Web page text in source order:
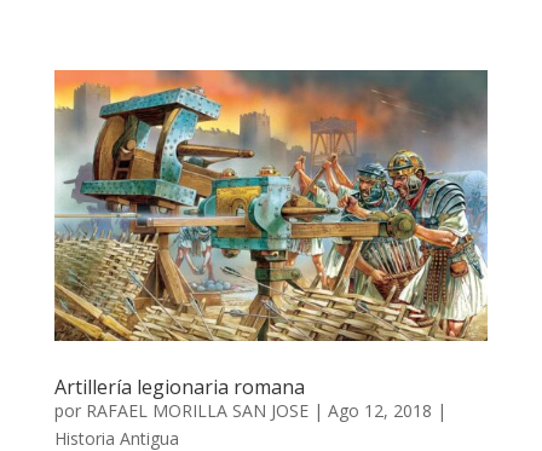
Artillería legionaria romana
por RAFAEL MORILLA SAN JOSE| Ago 12, 2018 |
Historia Antigua